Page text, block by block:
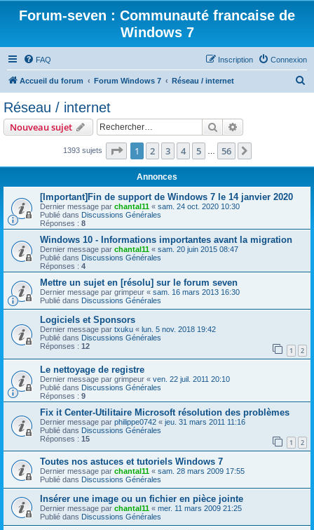
Forum-seven : Communauté francaise de
Windows 7
FAQ Connexion
Inscription
Accueil du forum Forum Windows 7 Réseau / internet
r
Réseau / internet
Nouveau sujet Rechercher
1393 sujets Page 1sur56
1 2 3 4 5 56
Annonces
[Important]Fin de support de Windows 7 le 14 janvier 2020
Dernier message par chantal11 « sam. 24 oct. 2020 10:30
Publié dans Discussions Générales
Réponses : 8
Windows 10 - Informations importantes avant la migration
Dernier message par chantal11 « sam. 20 juin 2015 08:47
Publié dans Discussions Générales
Réponses : 4
Mettre un sujet en [résolu] sur le forum seven
Dernier message par grimpeur « sam. 16 mars 2013 16:30
Publié dans Discussions Générales
Logiciels et Sponsors
Dernier message par txuku « lun. 5 nov. 2018 19:42
Publié dans Discussions Générales
Réponses : 12 1 2
Le nettoyage de registre
Dernier message par grimpeur « ven. 22 juil. 2011 20:10
Publié dans Discussions Générales
Réponses : 9
Fix it Center-Utilitaire Microsoft résolution des problèmes
Dernier message par philippe0742 « jeu. 31 mars 2011 11:16
Publié dans Discussions Générales
Réponses : 15 1 2
Toutes nos astuces et tutoriels Windows 7
Dernier message par chantal11 « sam. 28 mars 2009 17:55
Publié dans Discussions Générales
Insérer une image ou un fichier en pièce jointe
Dernier message par chantal11 « mer. 11 mars 2009 21:25
Publié dans Discussions Générales